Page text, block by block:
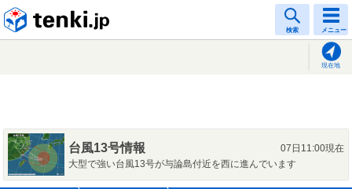
検索 メニュー
現在地
台風13号情報
07日11:00現在
大型で強い台風13号が与論島付近を西に進んでいます